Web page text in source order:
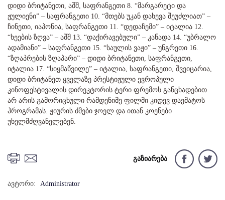
დიდი ბრიტანეთი, აშშ, საფრანგეთი 8. “მარგარეტი და
ჟულიენი” – საფრანგეთი 10. “მთებს უკან დახევა შეუძლიათ” –
ჩინეთი, იაპონია, საფრანგეთი 11. “დედაჩემი” – იტალია 12.
“ხეების ზღვა” – აშშ 13. “დაქირავებული” – კანადა 14. “უბრალო
ადამიანი” – საფრანგეთი 15. “საულის ვაჟი” – უნგრეთი 16.
“ზღაპრების ზღაპარი” – დიდი ბრიტანეთი, საფრანგეთი,
იტალია 17. “სიყმაწვილე” – იტალია, საფრანგეთი, შვეიცარია,
დიდი ბრიტანეთ ყველაზე პრესტიჟული ევროპული
კინოფესტივალის დირეკტორის ტერი ფრემოს განცხადებით
არ არის გამორიცხული რამდენიმე ფილმი კიდევ დაემატოს
პროგრამას. ჟიურის ძმები ჯოელ და ითან კოენები
უხელმძღვანელებენ.
გაზიარება
ავტორი: Administrator